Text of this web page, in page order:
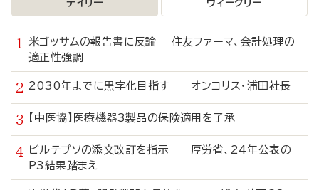
デイリー ウィークリー
米ゴッサムの報告書に反論 住友ファーマ、会計処理の
適正性強調
2030年までに黒字化目指す オンコリス・浦田社長
【中医協】医療機器3製品の保険適用を了承
ビルテプソの添文改訂を指示 厚労省、24年公表の
P3結果踏まえ